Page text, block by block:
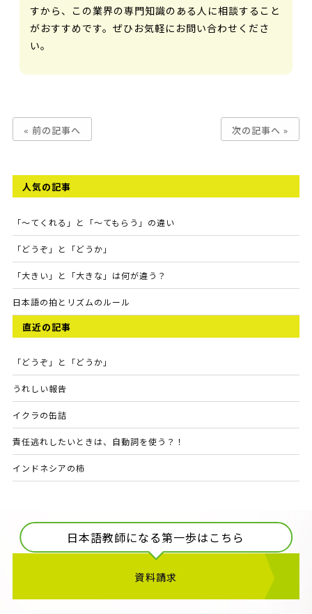
すから、この業界の専門知識のある人に相談すること
がおすすめです。ぜひお気軽にお問い合わせくださ
い。
« 前の記事へ 次の記事へ »
人気の記事
「～てくれる」と「～てもらう」の違い
「どうぞ」と「どうか」
「大きい」と「大きな」は何が違う？
日本語の拍とリズムのルール
直近の記事
「どうぞ」と「どうか」
うれしい報告
イクラの缶詰
責任逃れしたいときは、自動詞を使う？！
インドネシアの柿
日本語教師になる第一歩はこちら
資料請求